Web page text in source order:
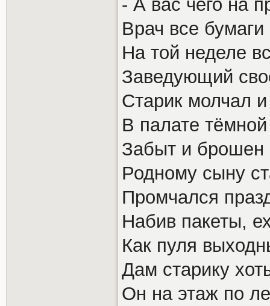
- А вас чего на
Врач все
На той неделе
Заведующий
Старик молчал и
В палате
Забыт и брошен
Родному сыну
Промчался
Набив пакеты,
Как пуля
Дам старику
Он на этаж по